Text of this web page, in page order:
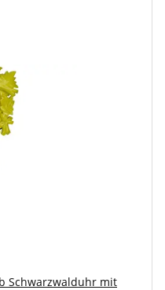
Schwarzwalduhr mit